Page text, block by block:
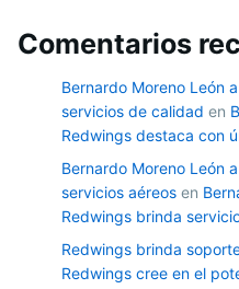
Comentarios
Bernardo Moreno León
servicios de calidad en
Redwings destaca con
Bernardo Moreno León
servicios aéreos en
Redwings brinda
Redwings brinda
Redwings cree en el